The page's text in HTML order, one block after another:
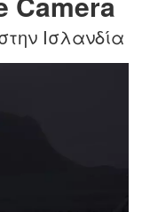
Ισλανδία